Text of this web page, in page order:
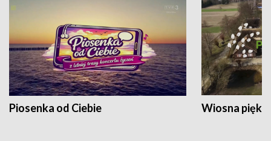
Piosenka od Ciebie Wiosna